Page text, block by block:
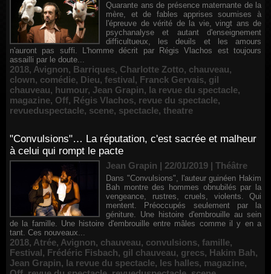
Quarante ans de présence maternante de la
mère, et de fables apprises soumises à
l'épreuve de vérité de la vie, vingt ans de
psychanalyse et autant d'enseignement
difficultueux, les deuils et les amours
n'auront pas suffi. L'homme décrit par Régis Vlachos est toujours
assailli par le doute...
2018, Avignon, Barriques, Charlotte Zotto, chauveau,
clown, comédie, Dieu, festival, Franck Gervais, gil
chauveau, humour, Jean Grapin, la revue du spectacle,
magazine, Off, Régis Vlachos, revue du spectacle,
revueduspectacle, scene, spectacle, theatre
"Convulsions"… La réputation, c'est sacrée et malheur
à celui qui rompt le pacte
Jean Grapin | 22/01/2019 | Théâtre
Dans "Convulsions", l'auteur guinéen Hakim
Bah montre des hommes obnubilés par la
vengeance, rustres, cruels, violents. Qui
mentent. Préoccupés seulement par la
géniture. Une histoire d'embrouille au sein
de la famille. Une histoire d'embrouille entre mâles comme il y en a
tant. Ces nouveaux...
2018, Atrée, Avignon, chauveau, convulsions, famille,
Festival, Frédéric Fisbach, gil chauveau, grecs, Hakim Bah,
Jean Grapin, la revue du spectacle, les halles, magazine,